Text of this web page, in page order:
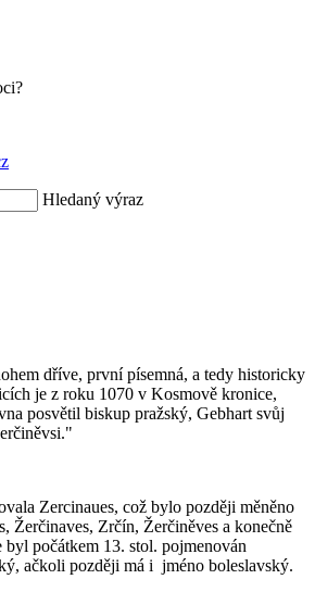
Hledaný výraz
dříve, první písemná, a tedy historicky
je z roku 1070 v Kosmově kronice,
posvětil biskup pražský, Gebhart svůj
Zercinaues, což bylo později měněno
Žerčinaves, Zrčín, Žerčiněves a konečně
byl počátkem 13. stol. pojmenován
ačkoli později má i jméno boleslavský.